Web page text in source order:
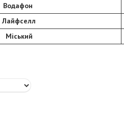
Водафон
Лайфселл
Міський